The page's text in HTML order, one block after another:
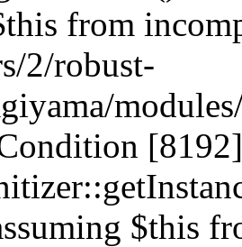
from
2/robust-
$this